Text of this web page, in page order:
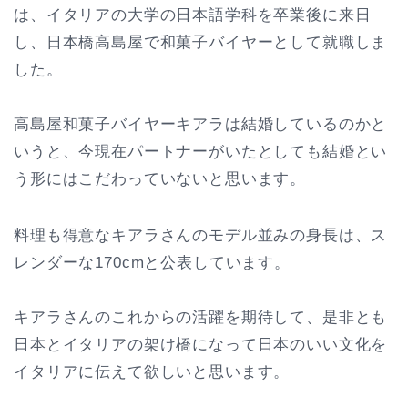
は、イタリアの大学の日本語学科を卒業後に来日
し、日本橋高島屋で和菓子バイヤーとして就職しま
した。
高島屋和菓子バイヤーキアラは結婚しているのかと
いうと、今現在パートナーがいたとしても結婚とい
う形にはこだわっていないと思います。
料理も得意なキアラさんのモデル並みの身長は、ス
レンダーな170cmと公表しています。
キアラさんのこれからの活躍を期待して、是非とも
日本とイタリアの架け橋になって日本のいい文化を
イタリアに伝えて欲しいと思います。